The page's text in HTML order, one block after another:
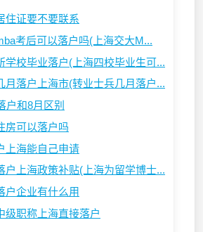
住证要不要联系
考后可以落户吗(上海交大M...
学校毕业落户(上海四校毕业生可...
月落户上海市(转业士兵几月落户...
户和8月区别
房可以落户吗
上海能自己申请
户上海政策补贴(上海为留学博士...
户企业有什么用
级职称上海直接落户